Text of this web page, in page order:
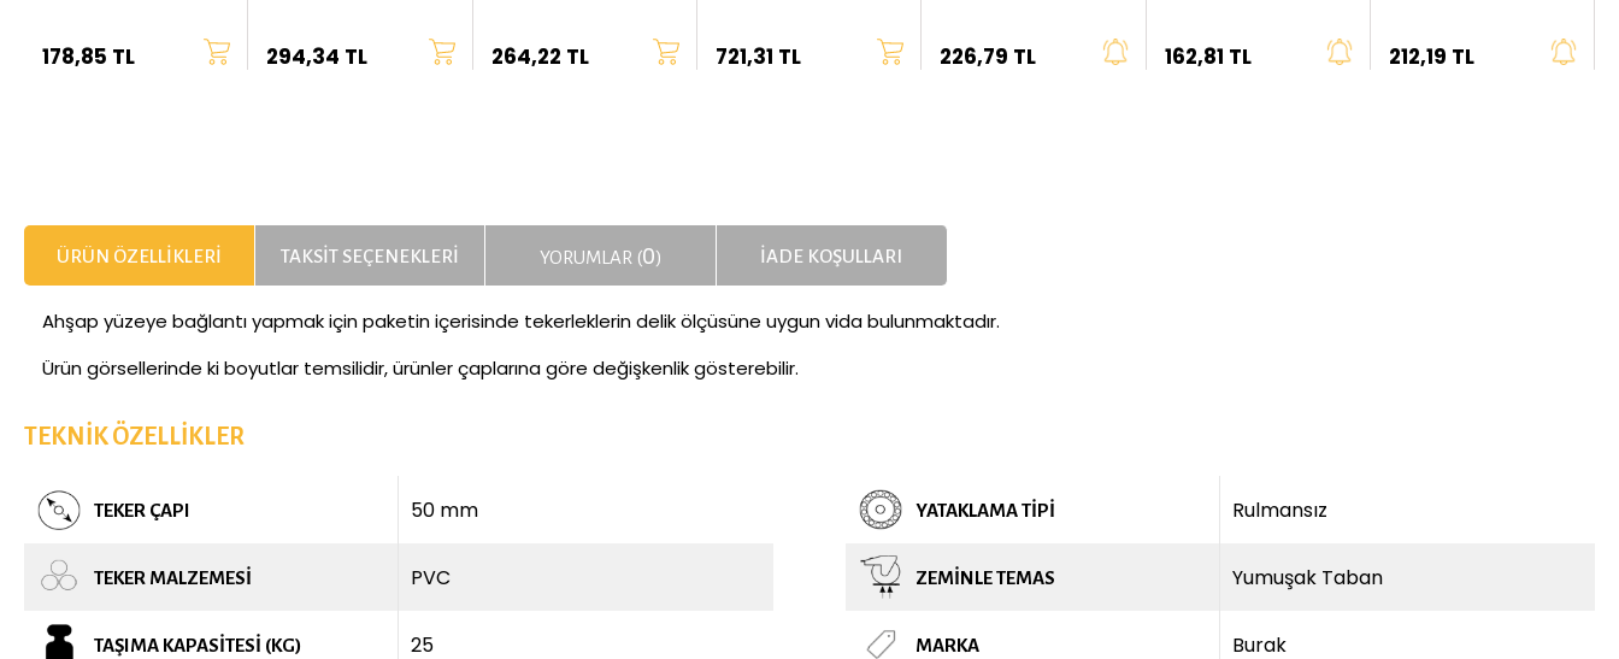
178,85 TL 294,34 TL 264,22 TL 721,31 TL 226,79 TL 162,81 TL 212,19 TL
ÜRÜN ÖZELLIKLERI TAKSIT SEÇENEKLERI YORUMLAR (0) İADE KOŞULLARI
Ahşap yüzeye bağlantı yapmak için paketin içerisinde tekerleklerin delik ölçüsüne uygun vida bulunmaktadır.
Ürün görsellerinde ki boyutlar temsilidir, ürünler çaplarına göre değişkenlik gösterebilir.
TEKNIK ÖZELLIKLER
TEKER ÇAPI 50 mm
TEKER MALZEMESI PVC
TAŞIMA KAPASITESI (KG) 25
YATAKLAMA TIPI Rulmansız
ZEMINLE TEMAS Yumuşak Taban
MARKA Burak